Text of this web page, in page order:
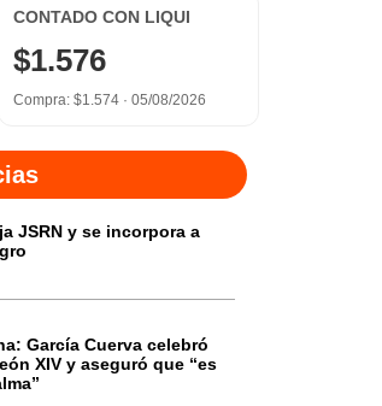
CONTADO CON LIQUI
$1.576
Compra: $1.574 ·05/08/2026
JSRN y se incorpora a
García Cuerva celebró
XIV y aseguró que “es